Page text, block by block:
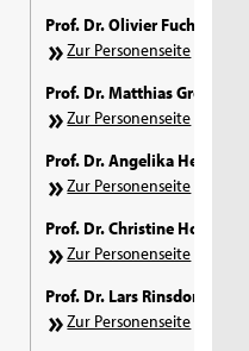
Prof. Dr. Olivier Fuchs
Zur Personenseite
Prof. Dr. Matthias Groß
Zur Personenseite
Prof. Dr. Angelika
Zur Personenseite
Prof. Dr. Christine Horz-
Zur Personenseite
Prof. Dr. Lars Rinsdorf
Zur Personenseite